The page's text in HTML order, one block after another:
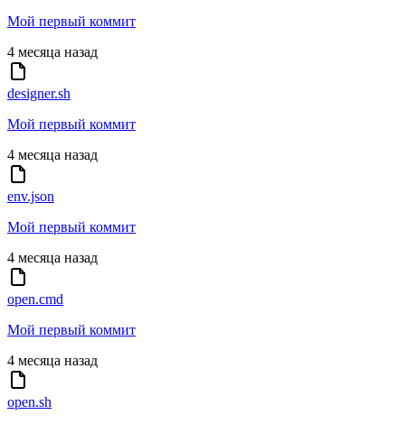
Мой первый коммит
4 месяца назад
designer.sh
Мой первый коммит
4 месяца назад
env.json
Мой первый коммит
4 месяца назад
open.cmd
Мой первый коммит
4 месяца назад
open.sh